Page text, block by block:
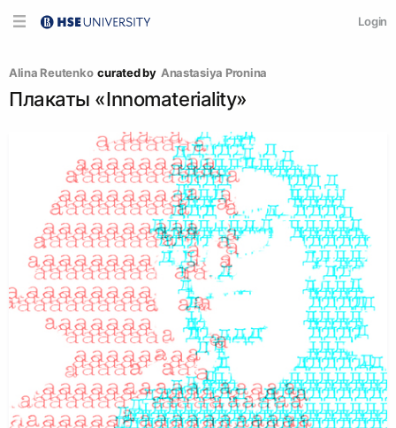
Login
Alina Reutenko curated by Anastasiya Pronina
Плакаты «Innomateriality»